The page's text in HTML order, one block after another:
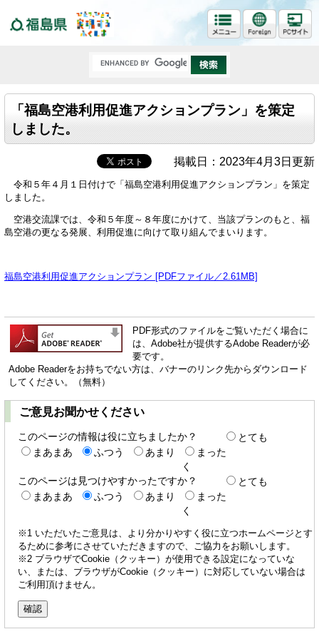
「福島空港利用促進アクションプラン」を策定
しました。
掲載日：2023年4月3日更新
令和５年４月１日付けで「福島空港利用促進アクションプラン」を策定
しました。
空港交流課では、令和５年度～８年度にかけて、当該プランのもと、福
島空港の更なる発展、利用促進に向けて取り組んでまいります。
福島空港利用促進アクションプラン [PDFファイル／2.61MB]
PDF形式のファイルをご覧いただく場合に
は、Adobe社が提供するAdobe Readerが必
要です。
Adobe Readerをお持ちでない方は、バナーのリンク先からダウンロード
してください。（無料）
ご意見お聞かせください
このページの情報は役に立ちましたか？
とても
まあまあ
ふつう あまり
まった
く
このページは見つけやすかったですか？
とても
まあまあ
ふつう あまり
まった
く
※1 いただいたご意見は、より分かりやすく役に立つホームページとす
るために参考にさせていただきますので、ご協力をお願いします。
※2 ブラウザでCookie（クッキー）が使用できる設定になっていな
い、または、ブラウザがCookie（クッキー）に対応していない場合は
ご利用頂けません。